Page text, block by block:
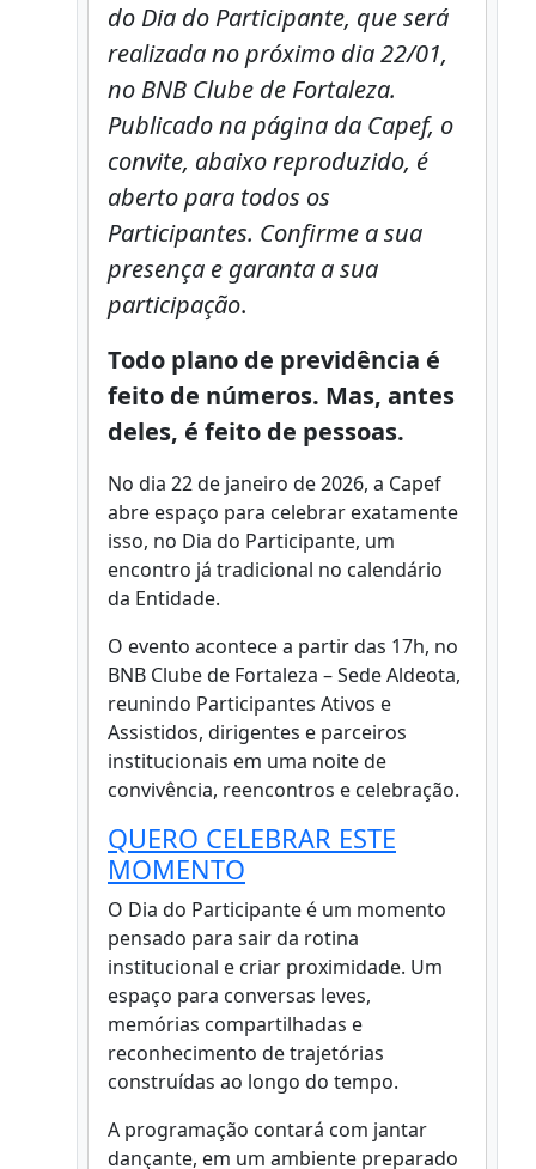
do Dia do Participante, que será
realizada no próximo dia 22/01,
no BNB Clube de Fortaleza.
Publicado na página da Capef, o
convite, abaixo reproduzido, é
aberto para todos os
Participantes. Confirme a sua
presença e garanta a sua
participação.
Todo plano de previdência é
feito de números. Mas, antes
deles, é feito de pessoas.
No dia 22 de janeiro de 2026, a Capef
abre espaço para celebrar exatamente
isso, no Dia do Participante, um
encontro já tradicional no calendário
da Entidade.
O evento acontece a partir das 17h, no
BNB Clube de Fortaleza – Sede Aldeota,
reunindo Participantes Ativos e
Assistidos, dirigentes e parceiros
institucionais em uma noite de
convivência, reencontros e celebração.
QUERO CELEBRAR ESTE
MOMENTO
O Dia do Participante é um momento
pensado para sair da rotina
institucional e criar proximidade. Um
espaço para conversas leves,
memórias compartilhadas e
reconhecimento de trajetórias
construídas ao longo do tempo.
A programação contará com jantar
dançante, em um ambiente preparado